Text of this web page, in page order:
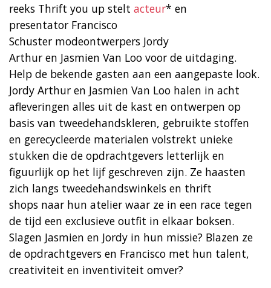
reeks Thrift you up stelt acteur* en
presentator Francisco
Schuster modeontwerpers Jordy
Arthur en Jasmien Van Loo voor de uitdaging.
Help de bekende gasten aan een aangepaste look.
Jordy Arthur en Jasmien Van Loo halen in acht
afleveringen alles uit de kast en ontwerpen op
basis van tweedehandskleren, gebruikte stoffen
en gerecycleerde materialen volstrekt unieke
stukken die de opdrachtgevers letterlijk en
figuurlijk op het lijf geschreven zijn. Ze haasten
zich langs tweedehandswinkels en thrift
shops naar hun atelier waar ze in een race tegen
de tijd een exclusieve outfit in elkaar boksen.
Slagen Jasmien en Jordy in hun missie? Blazen ze
de opdrachtgevers en Francisco met hun talent,
creativiteit en inventiviteit omver?